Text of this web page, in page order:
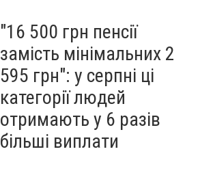
"16 500 грн пенсії
замість мінімальних 2
595 грн": у серпні ці
категорії людей
отримають у 6 разів
більші виплати